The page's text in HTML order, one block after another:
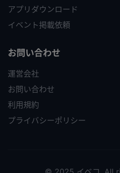
アプリダウンロード
イベント掲載依頼
お問い合わせ
運営会社
お問い合わせ
利用規約
プライバシーポリシー